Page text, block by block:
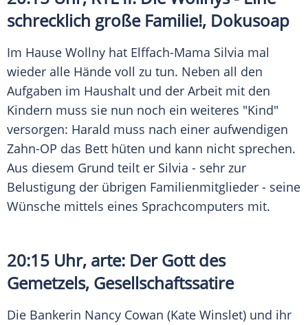
schrecklich große Familie!, Dokusoap
Im Hause Wollny hat Elffach-Mama Silvia mal
wieder alle Hände voll zu tun. Neben all den
Aufgaben im Haushalt und der Arbeit mit den
Kindern muss sie nun noch ein weiteres "Kind"
versorgen: Harald muss nach einer aufwendigen
Zahn-OP das Bett hüten und kann nicht sprechen.
Aus diesem Grund teilt er Silvia - sehr zur
Belustigung der übrigen Familienmitglieder - seine
Wünsche mittels eines Sprachcomputers mit.
20:15 Uhr, arte: Der Gott des
Gemetzels, Gesellschaftssatire
Die Bankerin Nancy Cowan (Kate Winslet) und ihr